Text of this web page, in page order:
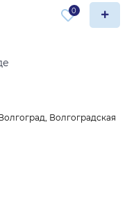
0
Волгоградская